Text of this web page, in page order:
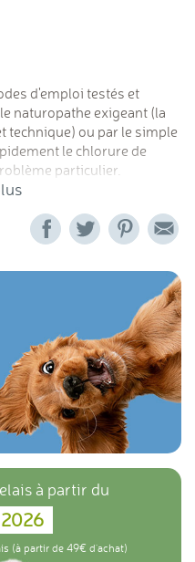
d'emploi testés et
naturopathe exigeant (la
technique) ou par le simple
le chlorure de
particulier.
à partir du
2026
(à partir de 49€ d'achat)